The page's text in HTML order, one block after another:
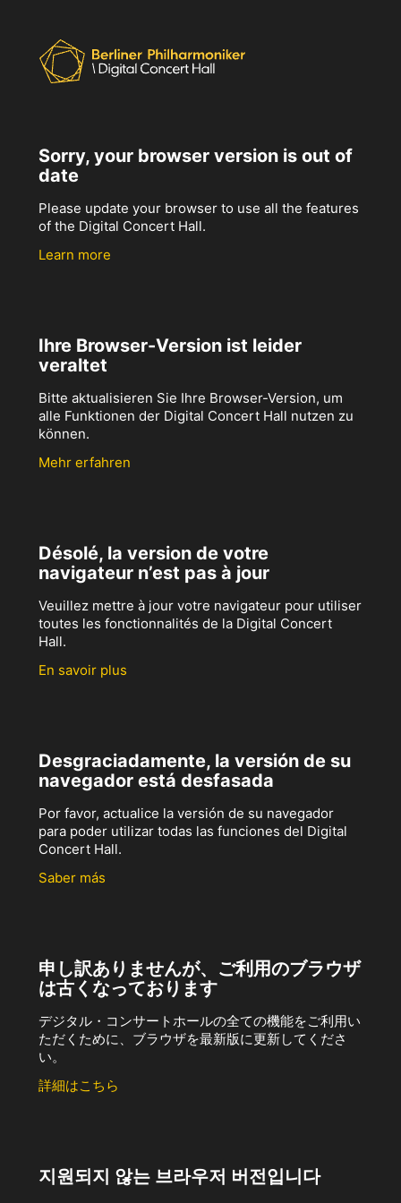
Sorry, your browser version is out of
date
Please update your browser to use all the features
of the Digital Concert Hall.
Learn more
Ihre Browser-Version ist leider
veraltet
Bitte aktualisieren Sie Ihre Browser-Version, um
alle Funktionen der Digital Concert Hall nutzen zu
können.
Mehr erfahren
Désolé, la version de votre
navigateur n’est pas à jour
Veuillez mettre à jour votre navigateur pour utiliser
toutes les fonctionnalités de la Digital Concert
Hall.
En savoir plus
Desgraciadamente, la versión de su
navegador está desfasada
Por favor, actualice la versión de su navegador
para poder utilizar todas las funciones del Digital
Concert Hall.
Saber más
申し訳ありませんが、ご利用のブラウザ
は古くなっております
デジタル・コンサートホールの全ての機能をご利用い
ただくために、ブラウザを最新版に更新してくださ
い。
詳細はこちら
지원되지 않는 브라우저 버전입니다